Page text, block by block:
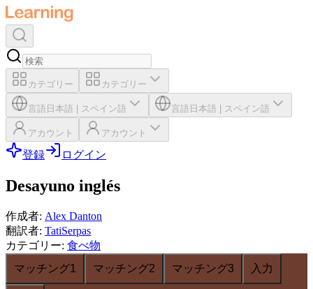
カテゴリー カテゴリー
言語 日本語 スペイン語 言語 日本語 スペイン語
アカウント アカウント
登録 ログイン
Desayuno inglés
作成者: Alex Danton
翻訳者: TatiSerpas
カテゴリー: 食べ物
マッチング1
マッチング2 マッチング3 入力